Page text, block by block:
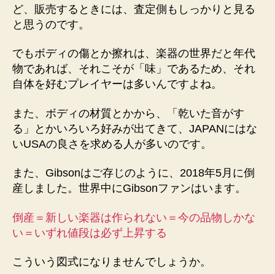
ど、販売するときには、査定側もしっかりと見る
と思うのです。
でもボディの傷とか擦れは、楽器の世界だと年代
物であれば、それこそが「味」であるため、それ
自体を好むプレイヤーは多いんですよね。
また、ボディの材質とかから、「乾いた音がす
る」とかいろいろ好みが出てきて、JAPANにはな
いUSAの良さを求める人が多いのです。
また、Gibsonはご存じのように、2018年5月に倒
産しました。世界中にGibsonファンはいます。
倒産＝新しい楽器は作られない＝今の品物しかな
い＝いずれ値段は必ず上昇する
こういう図式になりませんでしょうか。